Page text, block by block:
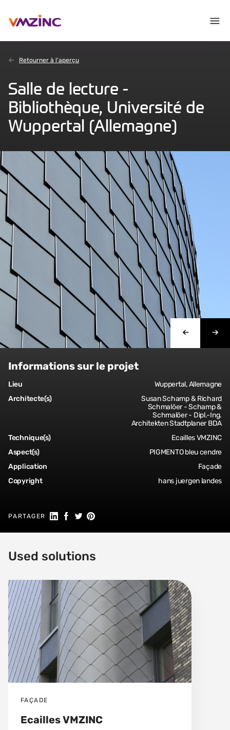
Retourner à l'aperçu
Salle de lecture -
Bibliothèque, Université de
Wuppertal (Allemagne)
Informations sur le projet
Lieu
Wuppertal, Allemagne
Architecte(s)
Susan Schamp & Richard
Schmalöer - Schamp &
Schmalöer - Dipl.-Ing.
Architekten Stadtplaner BDA
Technique(s)
Ecailles VMZINC
Aspect(s)
PIGMENTO bleu cendre
Application
Façade
Copyright
hans juergen landes
PARTAGER Partager sur LinkedIn
Partager sur Facebook
Share on Twitter
Partager sur Pinterest
Used solutions
FAÇADE
Ecailles VMZINC